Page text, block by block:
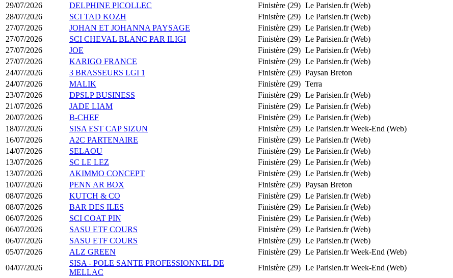
29/07/2026
DELPHINE PICOLLEC Finistère (29) Le Parisien.fr (Web)
28/07/2026
SCI TAD KOZH Finistère (29) Le Parisien.fr (Web)
27/07/2026
JOHAN ET JOHANNA PAYSAGE Finistère (29) Le Parisien.fr (Web)
27/07/2026
SCI CHEVAL BLANC PAR ILIGI Finistère (29) Le Parisien.fr (Web)
27/07/2026
JOE Finistère (29) Le Parisien.fr (Web)
27/07/2026
KARIGO FRANCE Finistère (29) Le Parisien.fr (Web)
24/07/2026
3 BRASSEURS LGI 1 Finistère (29) Paysan Breton
24/07/2026
MALIK Finistère (29) Terra
23/07/2026
DPSLP BUSINESS Finistère (29) Le Parisien.fr (Web)
21/07/2026
JADE LIAM Finistère (29) Le Parisien.fr (Web)
20/07/2026
B-CHEF Finistère (29) Le Parisien.fr (Web)
18/07/2026
SISA EST CAP SIZUN Finistère (29) Le Parisien.fr Week-End (Web)
16/07/2026
A2C PARTENAIRE Finistère (29) Le Parisien.fr (Web)
14/07/2026
SELAOU Finistère (29) Le Parisien.fr (Web)
13/07/2026
SC LE LEZ Finistère (29) Le Parisien.fr (Web)
13/07/2026
AKIMMO CONCEPT Finistère (29) Le Parisien.fr (Web)
10/07/2026
PENN AR BOX Finistère (29) Paysan Breton
08/07/2026
KUTCH & CO Finistère (29) Le Parisien.fr (Web)
08/07/2026
BAR DES ILES Finistère (29) Le Parisien.fr (Web)
06/07/2026
SCI COAT PIN Finistère (29) Le Parisien.fr (Web)
06/07/2026
SASU ETF COURS Finistère (29) Le Parisien.fr (Web)
06/07/2026
SASU ETF COURS Finistère (29) Le Parisien.fr (Web)
05/07/2026
ALZ GREEN Finistère (29) Le Parisien.fr Week-End (Web)
04/07/2026
SISA - POLE SANTE PROFESSIONNEL DE
MELLAC
Finistère (29) Le Parisien.fr Week-End (Web)